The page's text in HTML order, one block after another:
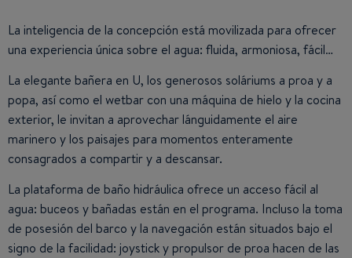
La inteligencia de la concepción está movilizada para ofrecer
una experiencia única sobre el agua: fluida, armoniosa, fácil…
La elegante bañera en U, los generosos soláriums a proa y a
popa, así como el wetbar con una máquina de hielo y la cocina
exterior, le invitan a aprovechar lánguidamente el aire
marinero y los paisajes para momentos enteramente
consagrados a compartir y a descansar.
La plataforma de baño hidráulica ofrece un acceso fácil al
agua: buceos y bañadas están en el programa. Incluso la toma
de posesión del barco y la navegación están situados bajo el
signo de la facilidad: joystick y propulsor de proa hacen de las